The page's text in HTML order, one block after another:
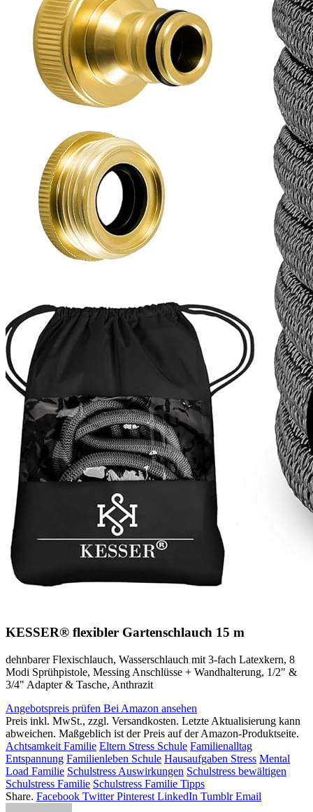
KESSER® flexibler Gartenschlauch 15 m
dehnbarer Flexischlauch, Wasserschlauch mit 3-fach Latexkern, 8
Modi Sprühpistole, Messing Anschlüsse + Wandhalterung, 1/2" &
3/4" Adapter & Tasche, Anthrazit
Angebotspreis prüfen Bei Amazon ansehen
Preis inkl. MwSt., zzgl. Versandkosten. Letzte Aktualisierung kann
abweichen. Maßgeblich ist der Preis auf der Amazon-Produktseite.
Achtsamkeit Familie Eltern Stress Schule Familienalltag
Entspannung Familienleben Schule Hausaufgaben Stress Mental
Load Familie Schulstress Auswirkungen Schulstress bewältigen
Schulstress Familie Schulstress Familie Tipps
Share. Facebook Twitter Pinterest LinkedIn Tumblr Email